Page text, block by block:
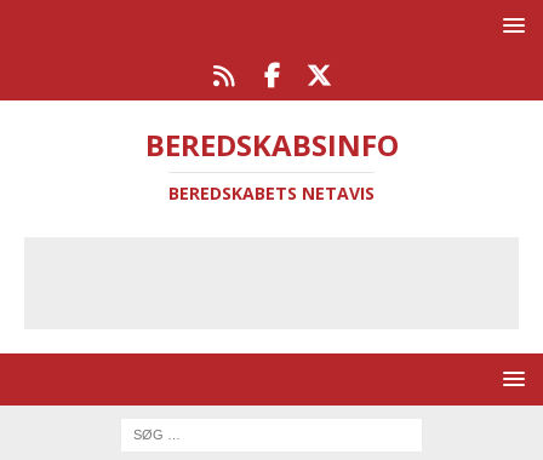
BEREDSKABSINFO
BEREDSKABETS NETAVIS